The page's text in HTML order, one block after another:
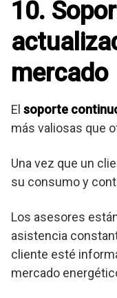
10.
mercado
El soporte
más valiosas que
Una vez que un
su consumo y
Los asesores
asistencia
cliente esté
mercado